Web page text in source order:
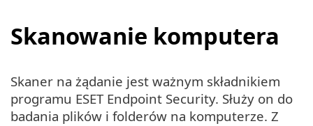
Skanowanie komputera
Skaner na żądanie jest ważnym składnikiem
programu ESET Endpoint Security. Służy on do
badania plików i folderów na komputerze. Z